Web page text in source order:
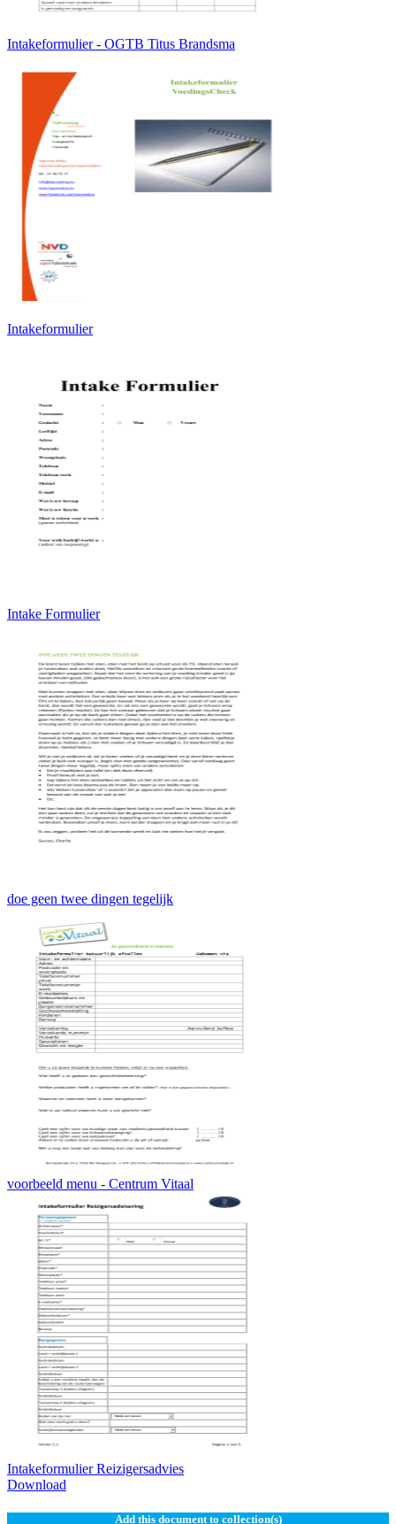
Intakeformulier - OGTB Titus Brandsma
Intakeformulier
Intake Formulier
doe geen twee dingen tegelijk
voorbeeld menu - Centrum Vitaal
Intakeformulier Reizigersadvies
Download
Add this document to collection(s)